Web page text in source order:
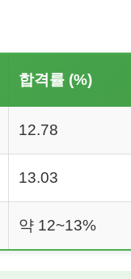
합격률 (%)
12.78
13.03
약 12~13%